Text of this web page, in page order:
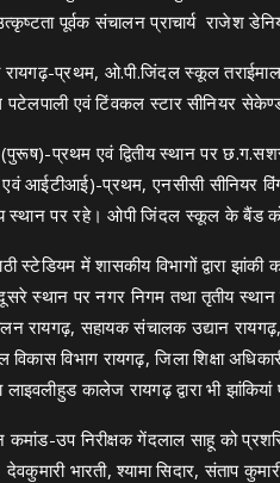
पूर्वक संचालन प्राचार्य राजेश
रायगढ़-प्रथम, ओ.पी.जिंदल स्कूल
एवं टिंवकल स्टार सीनियर
प्रथम एवं द्वितीय स्थान पर
आईटीआई)-प्रथम, एनसीसी सीनियर
स्थान पर रहे। ओपी जिंदल स्कूल के बैंड को
में शासकीय विभागों द्वारा
स्थान पर नगर निगम तथा तृतीय
रायगढ़, सहायक संचालक उद्यान रायगढ़,
विकास विभाग रायगढ़, जिला शिक्षा
कालेज रायगढ़ द्वारा भी
उप निरीक्षक गेंदलाल साहू को
भारती, श्यामा सिदार, संताप